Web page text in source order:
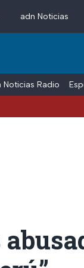
adn Noticias
Noticias Radio